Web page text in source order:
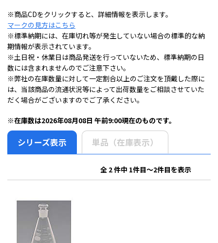
※商品CDをクリックすると、詳細情報を表示します。
マークの見方はこちら
※標準納期には、在庫切れ等が発生していない場合の標準的な納
期情報が表示されています。
※土日祝・休業日は商品発送を行っていないため、標準納期の日
数には含まれませんのでご注意下さい。
※弊社の在庫数量に対して一定割合以上のご注文を頂戴した際に
は、当該商品の流通状況等によって出荷数量をご相談させていた
だく場合がございますのでご了承ください。
※在庫数は2026年08月08日 午前9:00現在のものです。
シリーズ表示 単品（在庫表示）
全 2 件中 1件目～2件目を表示